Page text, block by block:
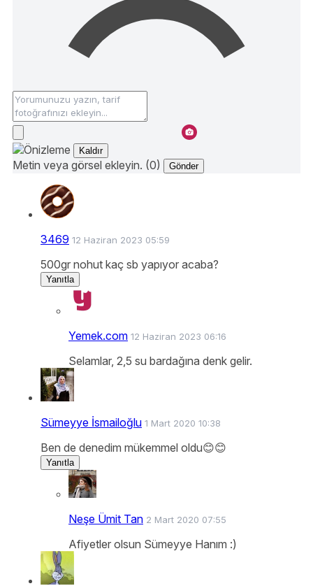
Kaldır
Metin veya görsel ekleyin. (0) Gönder
3469 12 Haziran 2023 05:59
500gr nohut kaç sb yapıyor acaba?
Yanıtla
Yemek.com 12 Haziran 2023 06:16
Selamlar, 2,5 su bardağına denk gelir.
Sümeyye İsmailoğlu 1 Mart 2020 10:38
Ben de denedim mükemmel oldu😊😊
Yanıtla
Neşe Ümit Tan 2 Mart 2020 07:55
Afiyetler olsun Sümeyye Hanım :)